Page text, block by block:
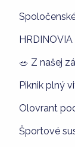
🥗 Z našej
Piknik plný
Olovrant
Športové